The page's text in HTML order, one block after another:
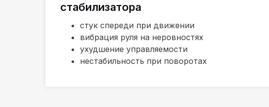
стабилизатора
стук спереди при движении
вибрация руля на неровностях
ухудшение управляемости
нестабильность при поворотах